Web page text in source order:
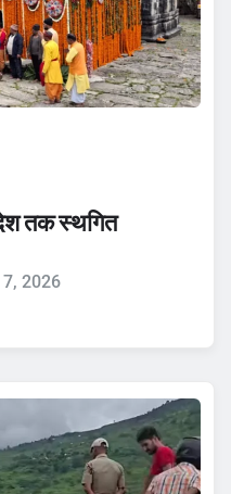
तक स्थगित
2026